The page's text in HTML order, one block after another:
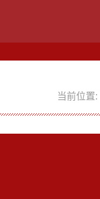
当前位置: